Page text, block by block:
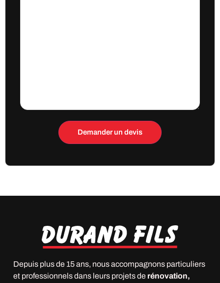
Depuis plus de 15 ans, nous accompagnons particuliers
et professionnels dans leurs projets de rénovation,